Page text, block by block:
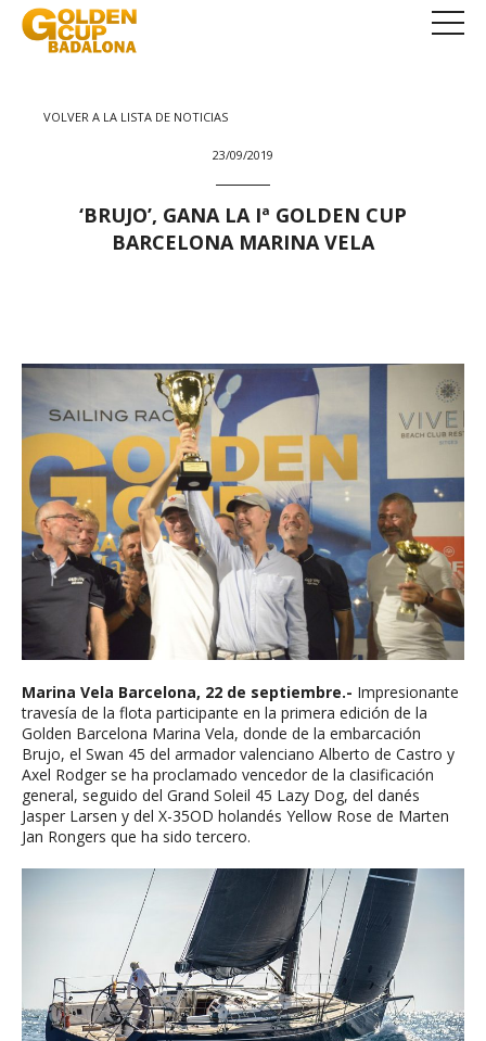
VOLVER A LA LISTA DE NOTICIAS
23/09/2019
‘BRUJO’, GANA LA Iª GOLDEN CUP
BARCELONA MARINA VELA
Marina Vela Barcelona, 22 de septiembre.- Impresionante
travesía de la flota participante en la primera edición de la
Golden Barcelona Marina Vela, donde de la embarcación
Brujo, el Swan 45 del armador valenciano Alberto de Castro y
Axel Rodger se ha proclamado vencedor de la clasificación
general, seguido del Grand Soleil 45 Lazy Dog, del danés
Jasper Larsen y del X-35OD holandés Yellow Rose de Marten
Jan Rongers que ha sido tercero.